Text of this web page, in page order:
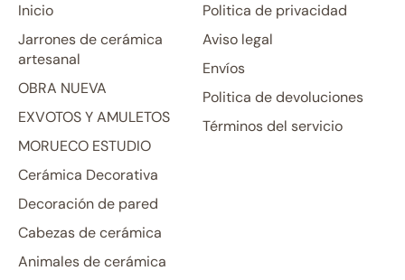
Inicio
Jarrones de cerámica
artesanal
OBRA NUEVA
EXVOTOS Y AMULETOS
MORUECO ESTUDIO
Cerámica Decorativa
Decoración de pared
Cabezas de cerámica
Animales de cerámica
Politica de privacidad
Aviso legal
Envíos
Politica de devoluciones
Términos del servicio